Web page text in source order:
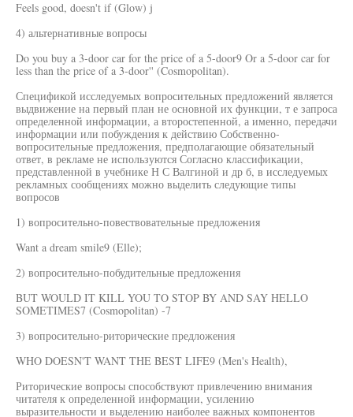
Feels good, doesn't if (Glow) j
4) альтернативные вопросы
Do you buy a 3-door car for the price of a 5-door9 Or a 5-door car for
less than the price of a 3-door'' (Cosmopolitan).
Спецификой исследуемых вопросительных предложений является
выдвижение на первый план не основной их функции, т е запроса
определенной информации, а второстепенной, а именно, передачи
информации или побуждения к действию Собственно-
вопросительные предложения, предполагающие обязательный
ответ, в рекламе не используются Согласно классификации,
представленной в учебнике Н С Валгиной и др б, в исследуемых
рекламных сообщениях можно выделить следующие типы
вопросов
1) вопросительно-повествовательные предложения
Want a dream smile9 (Elle);
2) вопросительно-побудительные предложения
BUT WOULD IT KILL YOU TO STOP BY AND SAY HELLO
SOMETIMES7 (Cosmopolitan) -7
3) вопросительно-риторические предложения
WHO DOESN'T WANT THE BEST LIFE9 (Men's Health),
Риторические вопросы способствуют привлечению внимания
читателя к определенной информации, усилению
выразительности и выделению наиболее важных компонентов